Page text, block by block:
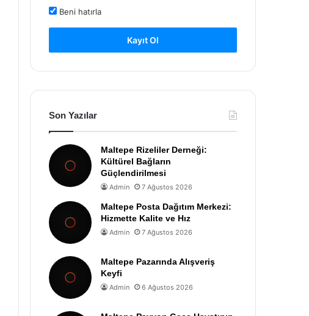
Beni hatırla
Kayıt Ol
Son Yazılar
Maltepe Rizeliler Derneği:
Kültürel Bağların
Güçlendirilmesi
Admin 7 Ağustos 2026
Maltepe Posta Dağıtım Merkezi:
Hizmette Kalite ve Hız
Admin 7 Ağustos 2026
Maltepe Pazarında Alışveriş
Keyfi
Admin 6 Ağustos 2026